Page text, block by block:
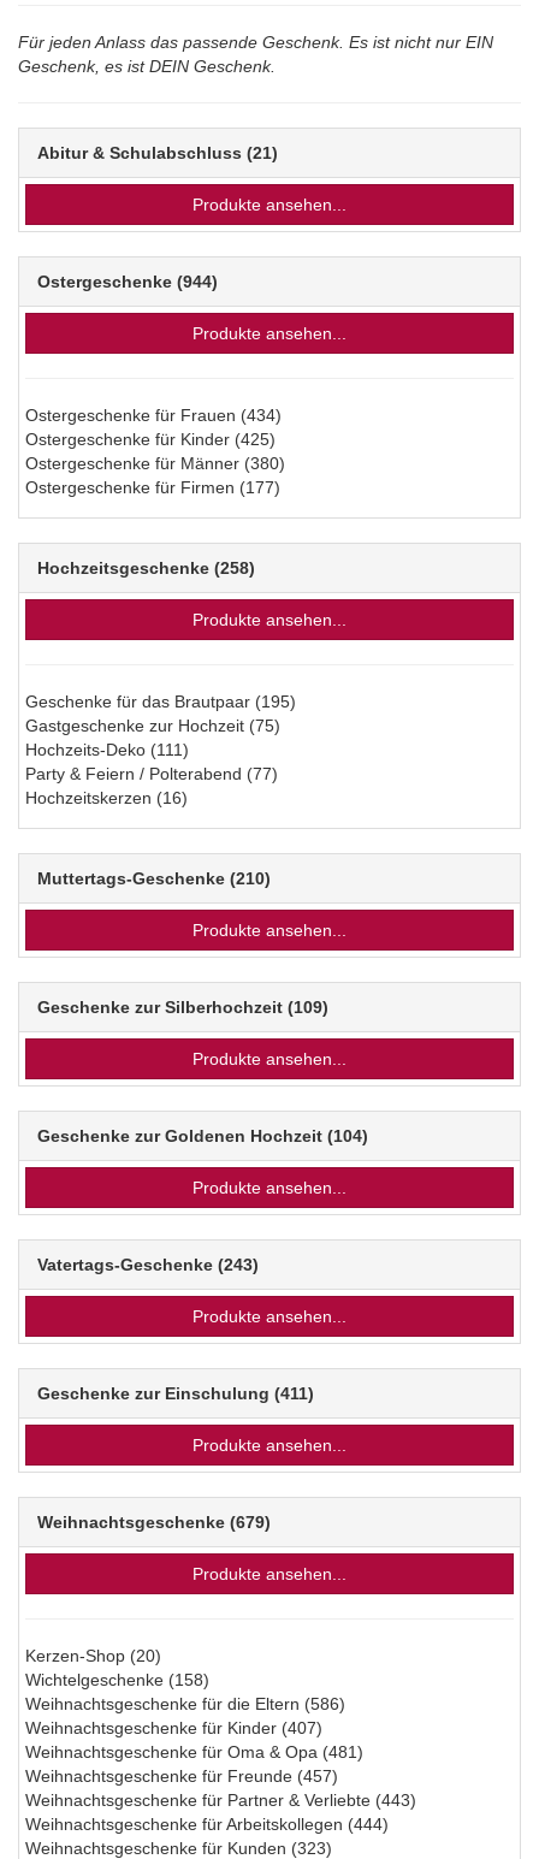
Für jeden Anlass das passende Geschenk. Es ist nicht nur EIN
Geschenk, es ist DEIN Geschenk.
Abitur & Schulabschluss (21)
Produkte ansehen...
Ostergeschenke (944)
Produkte ansehen...
Ostergeschenke für Frauen (434)
Ostergeschenke für Kinder (425)
Ostergeschenke für Männer (380)
Ostergeschenke für Firmen (177)
Hochzeitsgeschenke (258)
Produkte ansehen...
Geschenke für das Brautpaar (195)
Gastgeschenke zur Hochzeit (75)
Hochzeits-Deko (111)
Party & Feiern / Polterabend (77)
Hochzeitskerzen (16)
Muttertags-Geschenke (210)
Produkte ansehen...
Geschenke zur Silberhochzeit (109)
Produkte ansehen...
Geschenke zur Goldenen Hochzeit (104)
Produkte ansehen...
Vatertags-Geschenke (243)
Produkte ansehen...
Geschenke zur Einschulung (411)
Produkte ansehen...
Weihnachtsgeschenke (679)
Produkte ansehen...
Kerzen-Shop (20)
Wichtelgeschenke (158)
Weihnachtsgeschenke für die Eltern (586)
Weihnachtsgeschenke für Kinder (407)
Weihnachtsgeschenke für Oma & Opa (481)
Weihnachtsgeschenke für Freunde (457)
Weihnachtsgeschenke für Partner & Verliebte (443)
Weihnachtsgeschenke für Arbeitskollegen (444)
Weihnachtsgeschenke für Kunden (323)